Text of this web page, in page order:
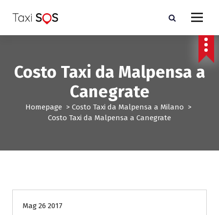
a
Costo Taxi da Malpensa a
Canegrate
Homepage > Costo Taxi da Malpensa a Milano >
Costo Taxi da Malpensa a Canegrate
Mag 26 2017